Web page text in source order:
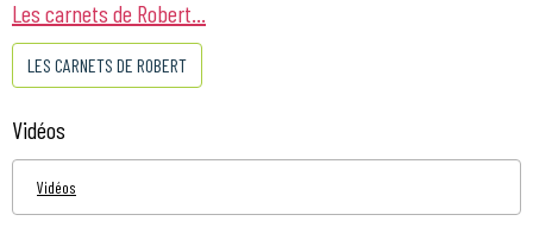
Les carnets de Robert...
LES CARNETS DE ROBERT
Vidéos
Vidéos